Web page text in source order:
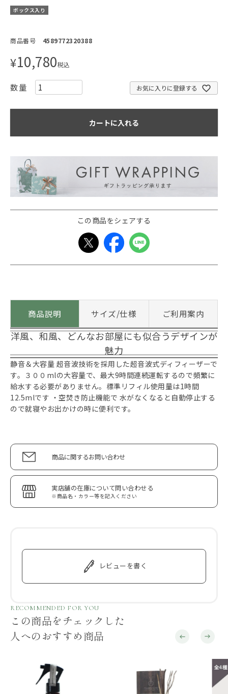
ボックス入り
商品番号 4589772320388
¥10,780税込
お気に入りに登録する
カートに入れる
この商品をシェアする
商品説明 サイズ/仕様 ご利用案内
洋風、和風、どんなお部屋にも似合うデザインが
魅力
静音＆大容量 超音波技術を採用した超音波式ディフィーザーで
す。３００mlの大容量で、最大9時間連続運転するので頻繁に
給水する必要がありません。標準リフィル使用量は1時間
12.5mlです ・空焚き防止機能で 水がなくなると自動停止する
ので就寝やお出かけの時に便利です。
商品に関するお問い合わせ
実店舗の在庫について問い合わせる
※商品名・カラー等を記入ください
レビューを書く
RECOMMENDED FOR YOU
この商品をチェックした
人へのおすすめ商品